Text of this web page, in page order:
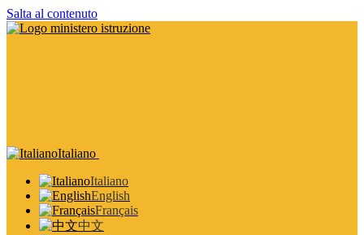
Salta al contenuto
Italiano
Italiano
English
Français
中文